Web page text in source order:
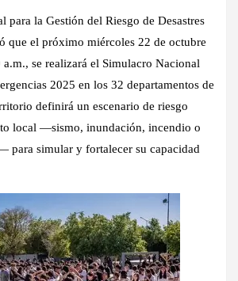
para la Gestión del Riesgo de Desastres
que el próximo miércoles 22 de octubre
a.m., se realizará el Simulacro Nacional
2025 en los 32 departamentos de
definirá un escenario de riesgo
local —sismo, inundación, incendio o
para simular y fortalecer su capacidad